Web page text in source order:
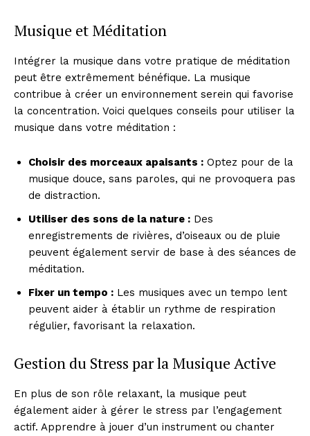
Musique et Méditation
Intégrer la musique dans votre pratique de méditation
peut être extrêmement bénéfique. La musique
contribue à créer un environnement serein qui favorise
la concentration. Voici quelques conseils pour utiliser la
musique dans votre méditation :
Choisir des morceaux apaisants : Optez pour de la
musique douce, sans paroles, qui ne provoquera pas
de distraction.
Utiliser des sons de la nature : Des
enregistrements de rivières, d’oiseaux ou de pluie
peuvent également servir de base à des séances de
méditation.
Fixer un tempo : Les musiques avec un tempo lent
peuvent aider à établir un rythme de respiration
régulier, favorisant la relaxation.
Gestion du Stress par la Musique Active
En plus de son rôle relaxant, la musique peut
également aider à gérer le stress par l’engagement
actif. Apprendre à jouer d’un instrument ou chanter